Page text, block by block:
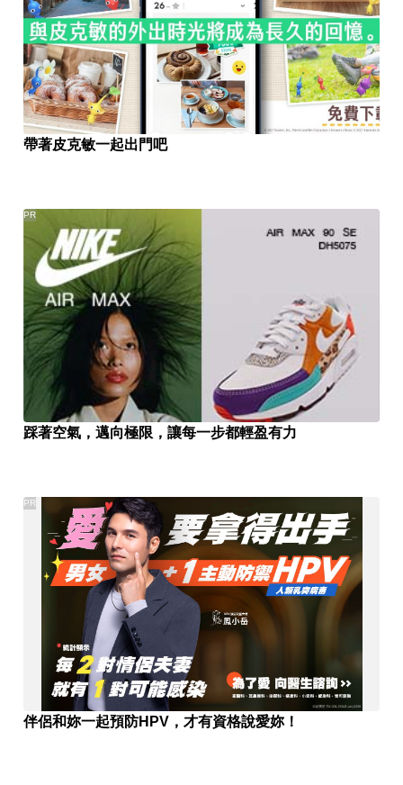
帶著皮克敏一起出門吧
踩著空氣，邁向極限，讓每一步都輕盈有力
PR
伴侶和妳一起預防HPV，才有資格說愛妳！
PR